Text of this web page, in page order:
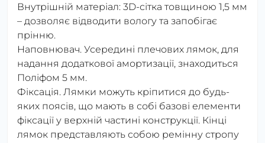
Внутрішній матеріал: 3D-сітка товщиною 1,5 мм
– дозволяє відводити вологу та запобігає
прінню.
Наповнювач. Усередині плечових лямок, для
надання додаткової амортизації, знаходиться
Поліфом 5 мм.
Фіксація. Лямки можуть кріпитися до будь-
яких поясів, що мають в собі базові елементи
фіксації у верхній частині конструкції. Кінці
лямок представляють собою ремінну стропу